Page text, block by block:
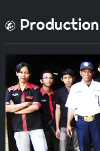
Production